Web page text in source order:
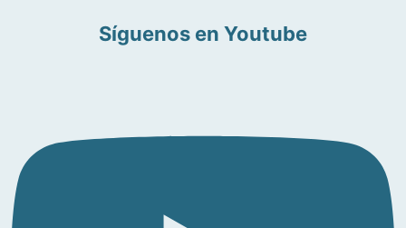
Síguenos en Youtube